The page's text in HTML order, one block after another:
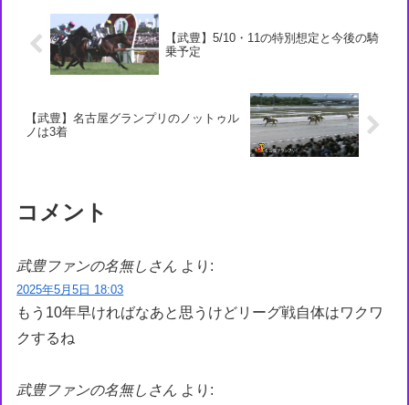
【武豊】5/10・11の特別想定と今後の騎
乗予定
【武豊】名古屋グランプリのノットゥル
ノは3着
コメント
武豊ファンの名無しさん より:
2025年5月5日 18:03
もう10年早ければなあと思うけどリーグ戦自体はワクワ
クするね
武豊ファンの名無しさん より: